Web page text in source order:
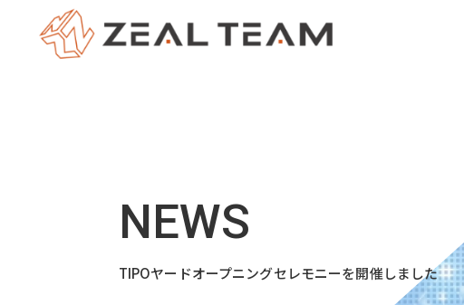
TIPOヤードオープニングセレモニーを開催しました